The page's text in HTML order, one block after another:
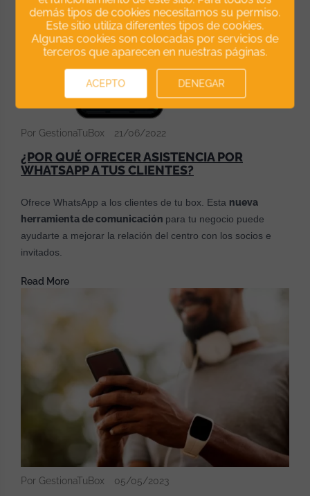
demás tipos de cookies necesitamos su permiso.
Este sitio utiliza diferentes tipos de cookies.
Algunas cookies son colocadas por servicios de
terceros que aparecen en nuestras páginas.
ACEPTO DENEGAR
Por GestionaTuBox 21/06/2022
¿POR QUÉ OFRECER ASISTENCIA POR
WHATSAPP A TUS CLIENTES?
Ofrece WhatsApp a los clientes de tu box. Esta nueva
herramienta de comunicación para tu negocio puede
ayudarte a mejorar la relación del centro con los socios e
invitados.
Read More
Por GestionaTuBox 05/05/2023